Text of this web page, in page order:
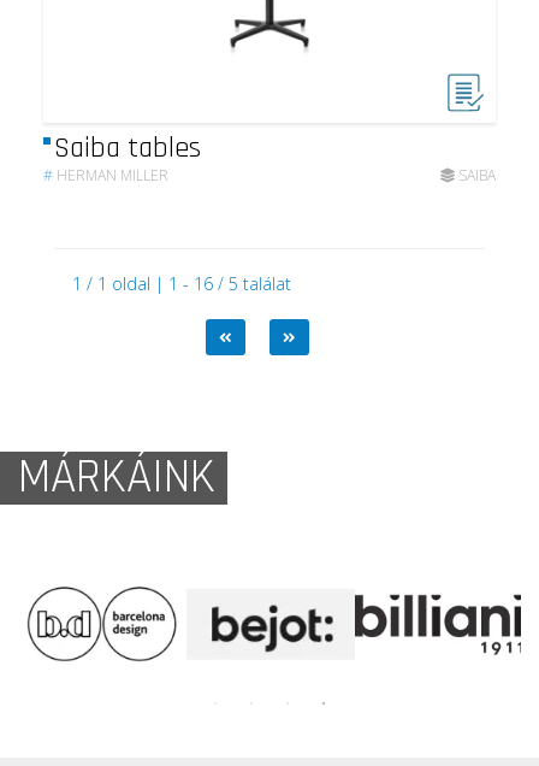
Saiba tables
# HERMAN MILLER SAIBA
1 / 1 oldal | 1 - 16 / 5 találat
MÁRKÁINK